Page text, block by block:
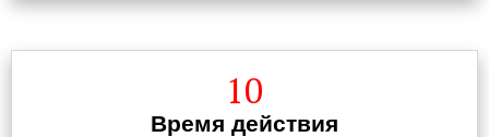
10
Время действия